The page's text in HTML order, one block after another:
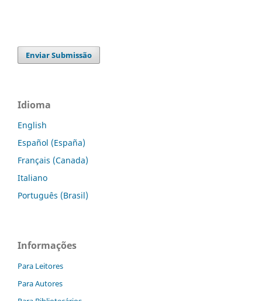
Enviar Submissão
Idioma
English
Español (España)
Français (Canada)
Italiano
Português (Brasil)
Informações
Para Leitores
Para Autores